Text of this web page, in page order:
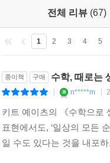
을 막기 위해 취하는 조치
삶의 무기까지는 아닐지
을 보여주는 ‘최적화와
상 만사의 패턴을 읽어내는
이 퍼지는 방식에서 전염병
이터 시대의 새로운 언어,
전체 리뷰 (67)
1 2 3 4 5
종이책 구매 수학, 때로는
n*****m
키트 예이츠의 《수학으로
표현에서도, ‘일상의 모든
일 수도 있다는 것을 내포